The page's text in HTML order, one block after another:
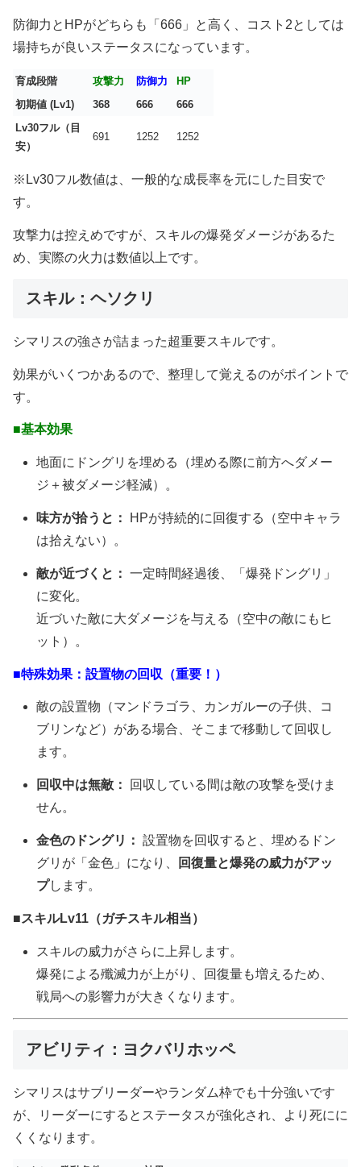
防御力とHPがどちらも「666」と高く、コスト2としては
場持ちが良いステータスになっています。
育成段階 攻撃力 防御力
HP
初期値 (Lv1)
368 666
666
Lv30フル（目
安）
691 1252 1252
※Lv30フル数値は、一般的な成長率を元にした目安で
す。
攻撃力は控えめですが、スキルの爆発ダメージがあるた
め、実際の火力は数値以上です。
スキル：ヘソクリ
シマリスの強さが詰まった超重要スキルです。
効果がいくつかあるので、整理して覚えるのがポイントで
す。
■基本効果
地面にドングリを埋める（埋める際に前方へダメー
ジ＋被ダメージ軽減）。
味方が拾うと：
HPが持続的に回復する（空中キャラ
は拾えない）。
敵が近づくと： 一定時間経過後、「爆発ドングリ」
に変化。
近づいた敵に大ダメージを与える（空中の敵にもヒ
ット）。
■特殊効果：設置物の回収（重要！）
敵の設置物（マンドラゴラ、カンガルーの子供、コ
ブリンなど）がある場合、そこまで移動して回収し
ます。
回収中は無敵：
回収している間は敵の攻撃を受けま
せん。
金色のドングリ： 設置物を回収すると、埋めるドン
グリが「金色」になり、
回復量と爆発の威力がアッ
プします。
■スキルLv11（ガチスキル相当）
スキルの威力がさらに上昇します。
爆発による殲滅力が上がり、回復量も増えるため、
戦局への影響力が大きくなります。
アビリティ：ヨクバリホッペ
シマリスはサブリーダーやランダム枠でも十分強いです
が、リーダーにするとステータスが強化され、より死にに
くくなります。